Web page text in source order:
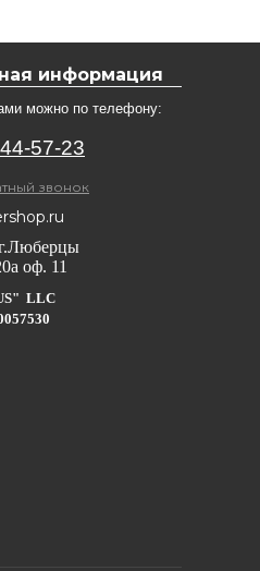
информация
можно по телефону:
57-23
звонок
оф. 11
LLC